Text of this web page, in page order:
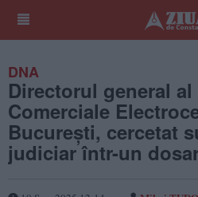
DNA
Directorul general
Comerciale
București, cercetat
judiciar într-un